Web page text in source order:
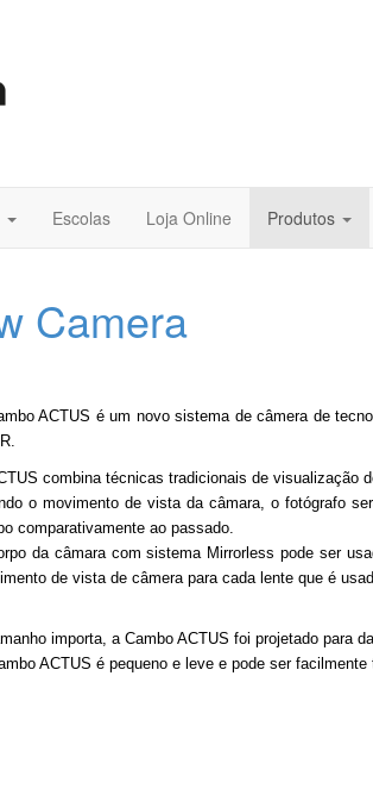
Escolas Loja Online Produtos
Camera
ACTUS é um novo sistema de câmera de
combina técnicas tradicionais de visualização
o movimento de vista da câmara, o fotógrafo
comparativamente ao passado.
da câmara com sistema Mirrorless pode ser
de vista de câmera para cada lente que é
importa, a Cambo ACTUS foi projetado para
ACTUS é pequeno e leve e pode ser facilmente